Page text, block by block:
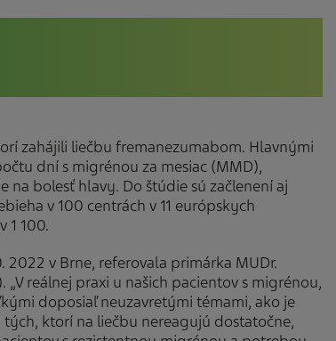
zahájili liečbu fremanezumabom. Hlavnými
dní s migrénou za mesiac (MMD),
bolesť hlavy. Do štúdie sú začlenení aj
v 100 centrách v 11 európskych
1 100.
2022 v Brne, referovala primárka MUDr.
„V reálnej praxi u našich pacientov s migrénou,
doposiaľ neuzavretými témami, ako je
ktorí na liečbu nereagujú dostatočne,